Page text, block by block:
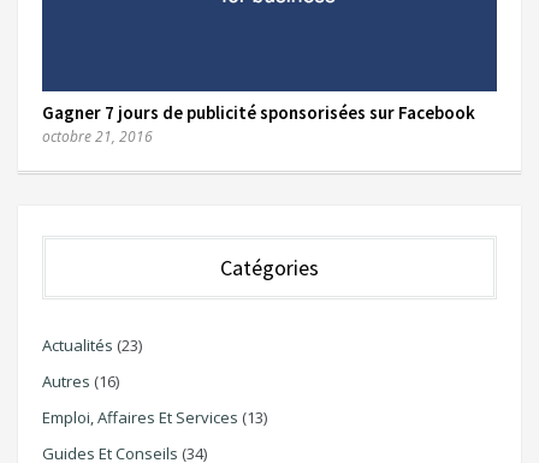
Gagner 7 jours de publicité sponsorisées sur Facebook
octobre 21, 2016
Catégories
Actualités (23)
Autres (16)
Emploi, Affaires Et Services (13)
Guides Et Conseils (34)